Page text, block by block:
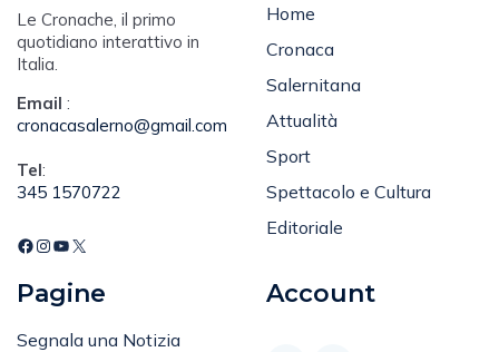
Le Cronache, il primo
quotidiano interattivo in
Italia.
Email :
cronacasalerno@gmail.com
Tel:
345 1570722
Home
Cronaca
Salernitana
Attualità
Sport
Spettacolo e Cultura
Editoriale
Pagine
Segnala una Notizia
Account